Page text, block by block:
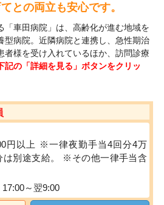
との両立も安心です。
「車田病院」は、高齢化が進む地域を
型病院。近隣病院と連携し、急性期治
者様を受け入れているほか、訪問診療
の「詳細を見る」ボタンをクリッ
円以上 ※一律夜勤手当4回分4万
は別途支給。 ※その他一律手当含
～翌9:00